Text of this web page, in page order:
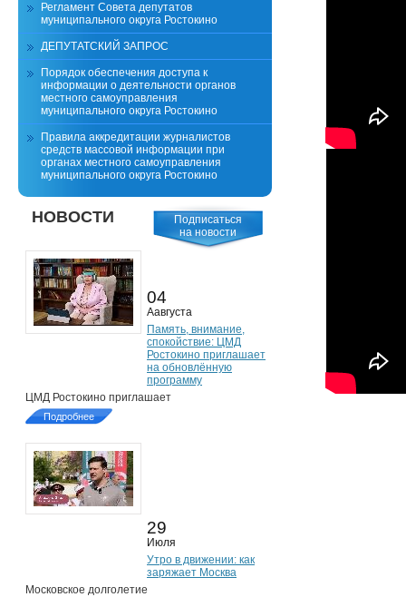
Регламент Совета депутатов
муниципального округа Ростокино
ДЕПУТАТСКИЙ ЗАПРОС
Порядок обеспечения доступа к
информации о деятельности органов
местного самоуправления
муниципального округа Ростокино
Правила аккредитации журналистов
средств массовой информации при
органах местного самоуправления
муниципального округа Ростокино
Подписаться
на новости
НОВОСТИ
04
Аавгуста
Память, внимание,
спокойствие: ЦМД
Ростокино приглашает
на обновлённую
программу
ЦМД Ростокино приглашает
Подробнее
29
Июля
Утро в движении: как
заряжает Москва
Московское долголетие